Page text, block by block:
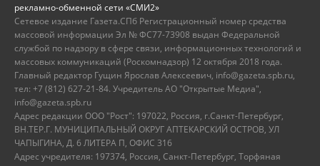
рекламно-обменной сети «СМИ2»
Сетевое издание Газета.СПб Регистрационный номер средства
массовой информации Эл № ФС77-73908 выдан Федеральной
службой по надзору в сфере связи, информационных технологий и
массовых коммуникаций (Роскомнадзор) 12 октября 2018 года.
Главный редактор Гущин Ярослав Алексеевич, info@gazeta.spb.ru,
тел: +7 (812) 627-21-84. Учредитель АО "Открытые Медиа",
info@gazeta.spb.ru
Адрес редакции ООО "Рост": 197022, Россия, г.Санкт-Петербург,
ВН.ТЕР.Г. МУНИЦИПАЛЬНЫЙ ОКРУГ АПТЕКАРСКИЙ ОСТРОВ, УЛ
ЧАПЫГИНА, Д. 6 ЛИТЕРА П, ОФИС 316
Адрес учредителя: 197374, Россия, Санкт-Петербург, Торфяная